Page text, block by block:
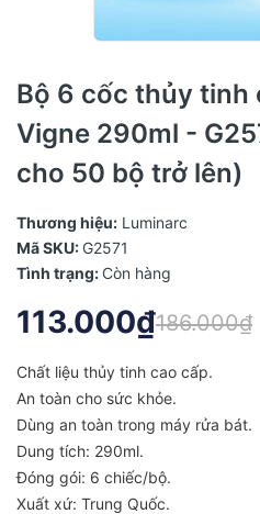
Bộ 6 cốc thủy tinh
Vigne 290ml -
cho 50 bộ trở lên)
Thương hiệu: Luminarc
Mã SKU: G2571
Tình trạng: Còn hàng
113.000₫186.000₫
Chất liệu thủy tinh cao cấp.
An toàn cho sức khỏe.
Dùng an toàn trong máy rửa bát.
Dung tích: 290ml.
Đóng gói: 6 chiếc/bộ.
Xuất xứ: Trung Quốc.